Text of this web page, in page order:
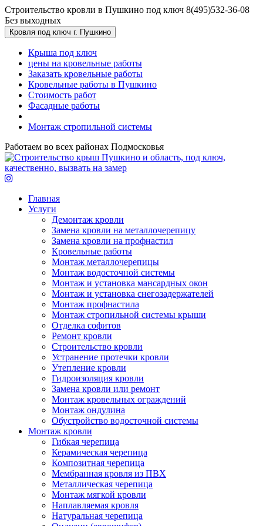
Перейти к основному содержанию
Строительство кровли в Пушкино под ключ 8(495)532-36-08
Без выходных
Кровля под ключ г. Пушкино
Крыша под ключ
цены на кровельные работы
Заказать кровельные работы
Кровельные работы в Пушкино
Стоимость работ
Фасадные работы
Монтаж стропильной системы
Работаем во всех районах Подмосковья
Главная
Услуги
Демонтаж кровли
Замена кровли на металлочерепицу
Замена кровли на профнастил
Кровельные работы
Монтаж металлочерепицы
Монтаж водосточной системы
Монтаж и установка мансардных окон
Монтаж и установка снегозадержателей
Монтаж профнастила
Монтаж стропильной системы крыши
Отделка софитов
Ремонт кровли
Строительство кровли
Устранение протечки кровли
Утепление кровли
Гидроизоляция кровли
Замена кровли или ремонт
Монтаж кровельных ограждений
Монтаж ондулина
Обустройство водосточной системы
Монтаж кровли
Гибкая черепица
Керамическая черепица
Композитная черепица
Мембранная кровля из ПВХ
Металлическая черепица
Монтаж мягкой кровли
Наплавляемая кровля
Натуральная черепица